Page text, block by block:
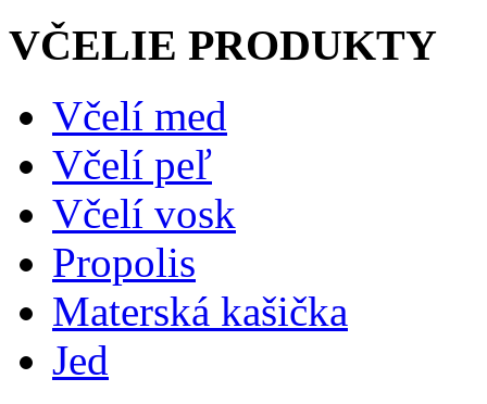
VČELIE PRODUKTY
Včelí med
Včelí peľ
Včelí vosk
Propolis
Materská kašička
Jed